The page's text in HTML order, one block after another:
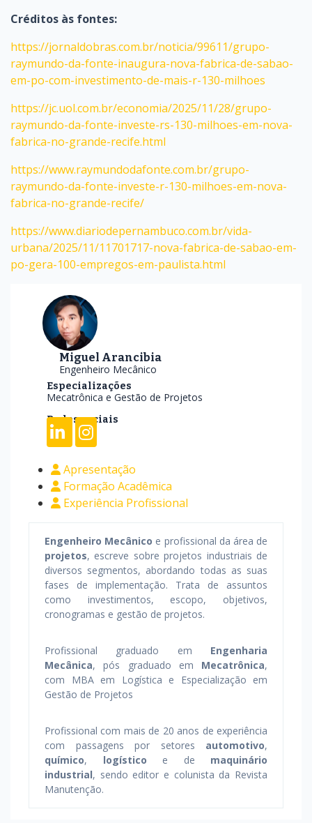
Créditos às fontes:
https://jornaldobras.com.br/noticia/99611/grupo-
raymundo-da-fonte-inaugura-nova-fabrica-de-sabao-
em-po-com-investimento-de-mais-r-130-milhoes
https://jc.uol.com.br/economia/2025/11/28/grupo-
raymundo-da-fonte-investe-rs-130-milhoes-em-nova-
fabrica-no-grande-recife.html
https://www.raymundodafonte.com.br/grupo-
raymundo-da-fonte-investe-r-130-milhoes-em-nova-
fabrica-no-grande-recife/
https://www.diariodepernambuco.com.br/vida-
urbana/2025/11/11701717-nova-fabrica-de-sabao-em-
po-gera-100-empregos-em-paulista.html
Miguel Arancibia
Engenheiro Mecânico
Especializações
Mecatrônica e Gestão de Projetos
Redes sociais
Apresentação
Formação Acadêmica
Experiência Profissional
Engenheiro Mecânico e profissional da área de
projetos, escreve sobre projetos industriais de
diversos segmentos, abordando todas as suas
fases de implementação. Trata de assuntos
como investimentos, escopo, objetivos,
cronogramas e gestão de projetos.
Profissional graduado em Engenharia
Mecânica, pós graduado em Mecatrônica,
com MBA em Logística e Especialização em
Gestão de Projetos
Profissional com mais de 20 anos de experiência
com passagens por setores automotivo,
químico, logístico e de maquinário
industrial, sendo editor e colunista da Revista
Manutenção.